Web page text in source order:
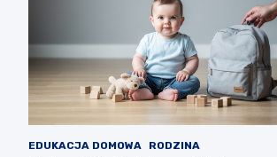
EDUKACJA DOMOWA RODZINA